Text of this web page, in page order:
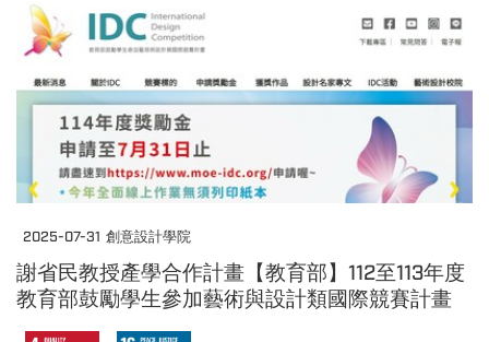
2025-07-31 創意設計學院
謝省民教授產學合作計畫【教育部】112至113年度
教育部鼓勵學生參加藝術與設計類國際競賽計畫